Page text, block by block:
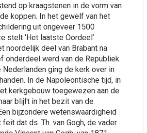
op kraagstenen in de vorm van
koppen. In het gewelf van het
uit ongeveer 1500
stelt ‘Het laatste Oordeel’
noordelijk deel van Brabant na
onderdeel werd van de Republiek
ging de kerk over in
In de Napoleontische tijd, in
kerkgebouw toegewezen aan de
blijft in het bezit van de
bijzondere wetenswaardigheid
dat ds. Th. van Gogh, de vader